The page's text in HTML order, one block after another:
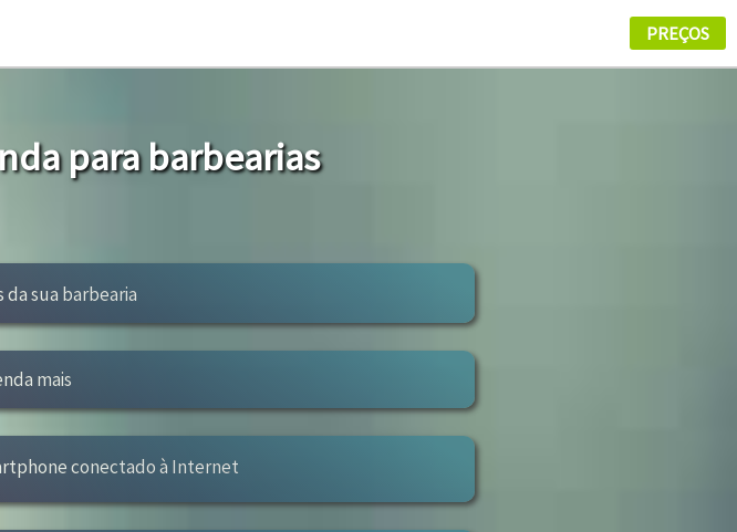
para barbearias
da sua barbearia
mais
conectado à Internet